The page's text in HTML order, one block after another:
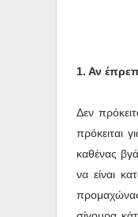
1. Αν
Δεν
πρόκειται
καθένας
να είναι